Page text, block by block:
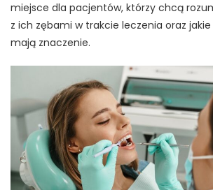
miejsce dla pacjentów, którzy chcą
z ich zębami w trakcie leczenia oraz
mają znaczenie.